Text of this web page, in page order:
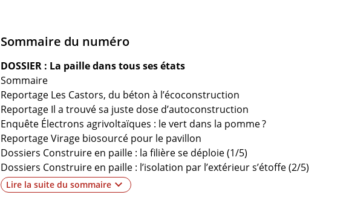
Sommaire du numéro
DOSSIER : La paille dans tous ses états
Sommaire
Reportage Les Castors, du béton à l’écoconstruction
Reportage Il a trouvé sa juste dose d’autoconstruction
Enquête Électrons agrivoltaïques : le vert dans la pomme ?
ReportageVirage biosourcé pour le pavillon
Dossiers Construire en paille : la filière se déploie (1/5)
Dossiers Construire en paille : l’isolation par l’extérieur s’étoffe (2/5)
DossiersConstruire en paille : la paille hachée au menu (3/5)
DossiersConstruire en paille : murs isolés préfabriqués (4/5)
Lire la suite du sommaire